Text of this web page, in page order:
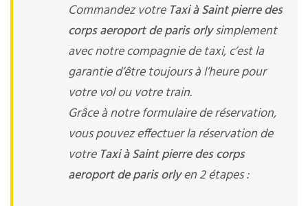
Commandez votre Taxi à Saint pierre des
corps aeroport de paris orlysimplement
avec notre compagnie de taxi, c’est la
garantie d’être toujours à l’heure pour
votre vol ou votre train.
Grâce à notre formulaire de réservation,
vous pouvez effectuer la réservation de
votre Taxi à Saint pierre des corps
aeroport de paris orlyen 2 étapes :